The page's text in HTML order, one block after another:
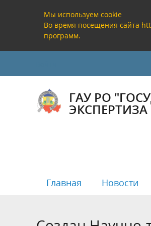
Мы используем cookie
Во время посещения сайта
программ.
ГАУ РО
Главная Новости
Руководство
Государственная экспертиза
Реестр заключений
Полезная информация